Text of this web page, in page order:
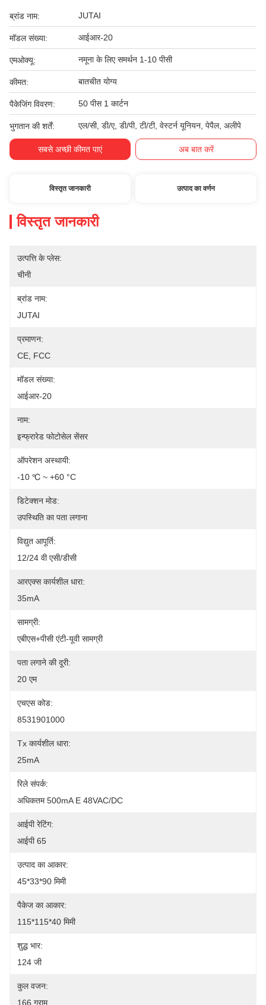
ब्रांड नाम: JUTAI
मॉडल संख्या: आईआर-20
एमओक्यू: नमूना के लिए समर्थन 1-10 पीसी
कीमत: बातचीत योग्य
पैकेजिंग विवरण: 50 पीस 1 कार्टन
भुगतान की शर्तें: एल/सी, डी/ए, डी/पी, टी/टी, वेस्टर्न यूनियन, पेपैल, अलीपे
सबसे अच्छी कीमत पाएं अब बात करें
विस्तृत जानकारी उत्पाद का वर्णन
विस्तृत जानकारी
उत्पत्ति के प्लेस:
चीनी
ब्रांड नाम:
JUTAI
प्रमाणन:
CE, FCC
मॉडल संख्या:
आईआर-20
नाम:
इन्फ्रारेड फोटोसेल सेंसर
ऑपरेशन अस्थायी:
-10 ℃ ~ +60 °C
डिटेक्शन मोड:
उपस्थिति का पता लगाना
विद्युत आपूर्ति:
12/24 वी एसी/डीसी
आरएक्स कार्यशील धारा:
35mA
सामग्री:
एबीएस+पीसी एंटी-यूवी सामग्री
पता लगाने की दूरी:
20 एम
एचएस कोड:
8531901000
Tx कार्यशील धारा:
25mA
रिले संपर्क:
अधिकतम 500mA E 48VAC/DC
आईपी रेटिंग:
आईपी 65
उत्पाद का आकार:
45*33*90 मिमी
पैकेज का आकार:
115*115*40 मिमी
शुद्ध भार:
124 जी
कुल वजन:
166 ग्राम